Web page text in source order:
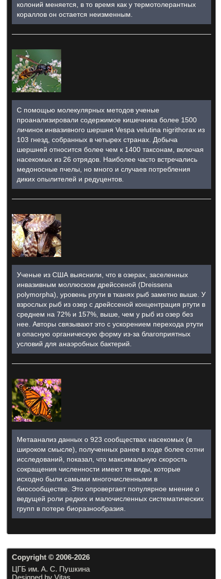
колоний меняется, в то время как у термотолерантных
кораллов он остается неизменным.
С помощью молекулярных методов ученые
проанализировали содержимое кишечника более 1500
личинок инвазивного шершня Vespa velutina nigrithorax из
103 гнезд, собранных в четырех странах. Добыча
шершней относится более чем к 1400 таксонам, включая
насекомых из 26 отрядов. Наиболее часто встречались
медоносные пчелы, но много и случаев потребления
диких опылителей и редуцентов.
Ученые из США выяснили, что в озерах, заселенных
инвазивным моллюском дрейссеной (Dreissena
polymorpha), уровень ртути в тканях рыб заметно выше. У
взрослых рыб из озер с дрейссеной концентрация ртути в
среднем на 72% и 157%, выше, чем у рыб из озер без
нее. Авторы связывают это с ускорением перехода ртути
в опасную органическую форму из-за благоприятных
условий для анаэробных бактерий.
Метаанализ данных о 923 сообществах насекомых (в
широком смысле), полученных ранее в ходе более сотни
исследований, показал, что максимальную скорость
сокращения численности имеют те виды, которые
исходно были самыми многочисленными в
биосообществе. Это опровергает популярное мнение о
ведущей роли редких и малочисленных систематических
групп в потере биоразнообразия.
Copyright © 2006-2026
ЦГБ им. А. С. Пушкина